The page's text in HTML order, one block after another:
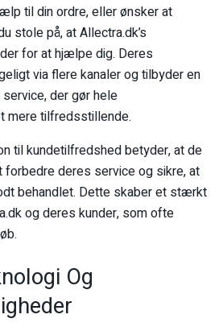
til din ordre, eller ønsker at
stole på, at Allectra.dk’s
for at hjælpe dig. Deres
via flere kanaler og tilbyder en
der gør hele
mere tilfredsstillende.
til kundetilfredshed betyder, at de
forbedre deres service og sikre, at
behandlet. Dette skaber et stærkt
og deres kunder, som ofte
Og